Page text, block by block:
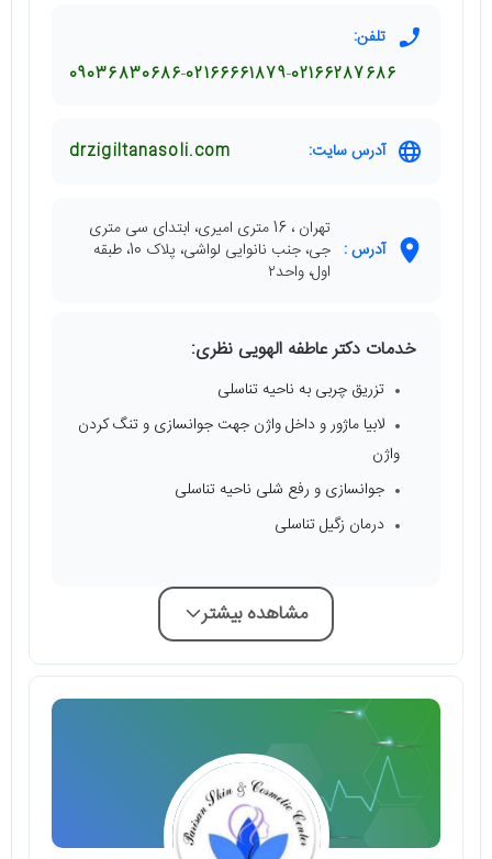
تلفن:
02166287686
02166661879
09036830686
آدرس سایت: drzigiltanasoli.com
آدرس :
تهران ، 16 متری امیری، ابتدای سی متری
جی، جنب نانوایی لواشی، پلاک 10، طبقه
اول، واحد٢
خدمات دکتر عاطفه الهویی نظری:
تزریق چربی به ناحیه تناسلی
لابیا ماژور و داخل واژن جهت جوانسازی و تنگ کردن
واژن
جوانسازی و رفع شلی ناحیه تناسلی
درمان زگیل تناسلی
مشاهده بیشتر